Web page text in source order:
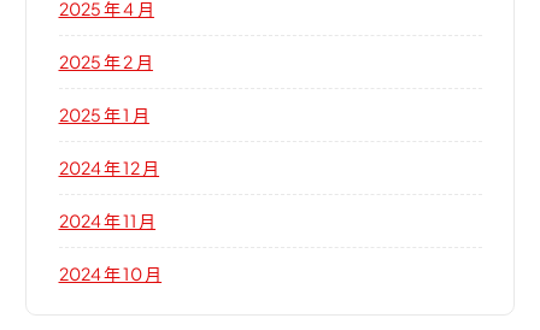
2025 年 4 月
2025 年 2 月
2025 年 1 月
2024 年 12 月
2024 年 11 月
2024 年 10 月